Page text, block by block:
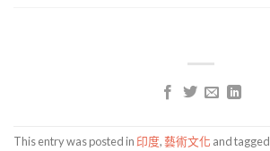
This entry was posted in 印度,藝術文化 and tagged